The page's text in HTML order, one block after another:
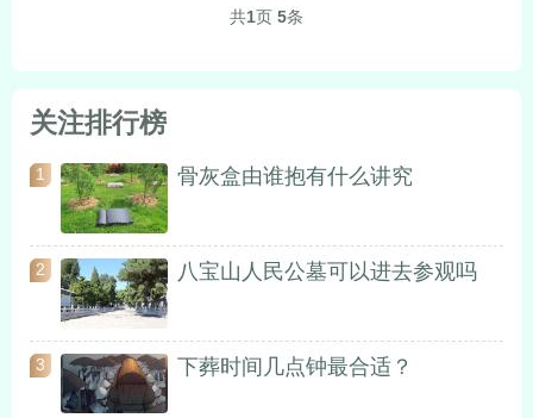
共1页 5条
关注排行榜
1 骨灰盒由谁抱有什么讲究
2 八宝山人民公墓可以进去参观吗
3 下葬时间几点钟最合适？